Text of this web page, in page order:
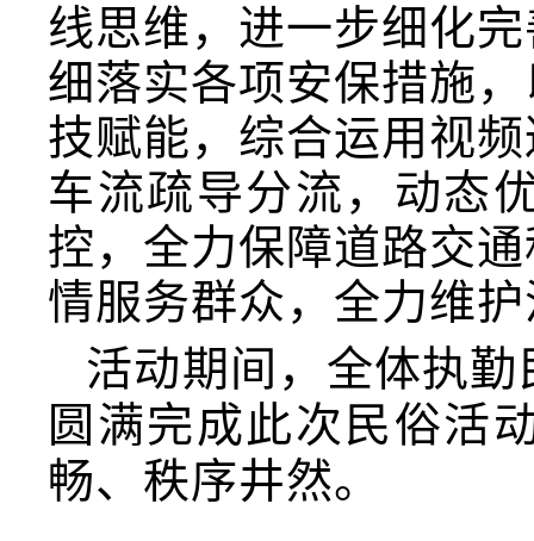
线思维，进一步细化
细落实各项安保措施
技赋能，综合运用视
车流疏导分流，动态
控，全力保障道路交
情服务群众，全力维
活动期间，全体执
圆满完成此次民俗活
畅、秩序井然。